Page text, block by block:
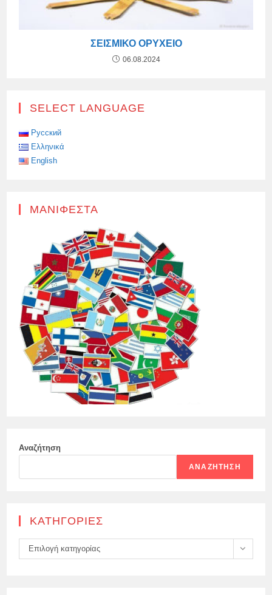
ΣΕΙΣΜΙΚΌ ΟΡΥΧΕΊΟ
06.08.2024
SELECT LANGUAGE
Русский
Ελληνικά
English
ΜΑΝΙΦΈΣΤΑ
Αναζήτηση
ΑΝΑΖΉΤΗΣΗ
KΑΤΗΓΟΡΊΕΣ
Kατηγορίες
Επιλογή κατηγορίας